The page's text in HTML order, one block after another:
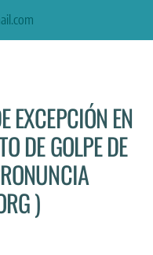
EXCEPCIÓN EN
DE GOLPE DE
)